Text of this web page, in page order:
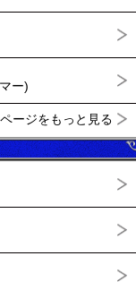
ー)
ージをもっと見る